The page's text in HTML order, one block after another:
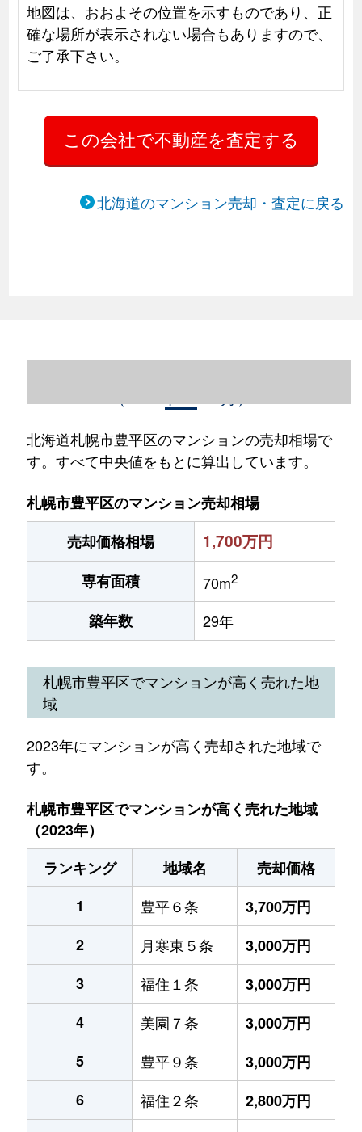
地図は、おおよその位置を示すものであり、正
確な場所が表示されない場合もありますので、
ご了承下さい。
北海道のマンション売却・査定に戻る
北海道札幌市豊平区のマンションの売却相場で
す。すべて中央値をもとに算出しています。
札幌市豊平区のマンション売却相場
売却価格相場
1,700万円
専有面積 70m2
築年数 29年
札幌市豊平区でマンションが高く売れた地
域
2023年にマンションが高く売却された地域で
す。
札幌市豊平区でマンションが高く売れた地域
（2023年）
ランキング
地域名
売却価格
1
豊平６条
3,700万円
2
月寒東５条
3,000万円
3
福住１条
3,000万円
4
美園７条
3,000万円
5
豊平９条
3,000万円
6
福住２条
2,800万円